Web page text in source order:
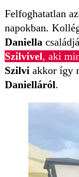
Felfoghatatlan
napokban.
Daniella
Szilvivel, aki
Szilvi akkor így
Danielláról.